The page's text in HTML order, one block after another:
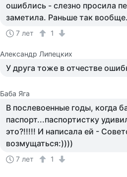
ошиблись - слезно просила
заметила. Раньше так
7 лет 1
Александр Липецких
У друга тоже в отчестве
Баба Яга
В послевоенные годы, когда
паспорт...паспортистку
это?!!!!! И написала ей -
возмущаться:))))
7 лет 1